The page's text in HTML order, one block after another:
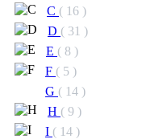
C ( 16 )
D ( 31 )
E ( 8 )
F ( 5 )
G ( 14 )
H ( 9 )
I ( 14 )